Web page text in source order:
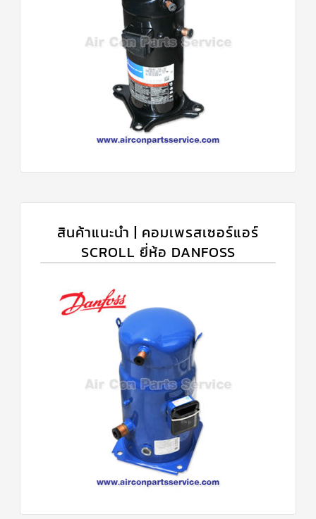
สินค้าแนะนำ | คอมเพรสเซอร์แอร์
SCROLL ยี่ห้อ DANFOSS